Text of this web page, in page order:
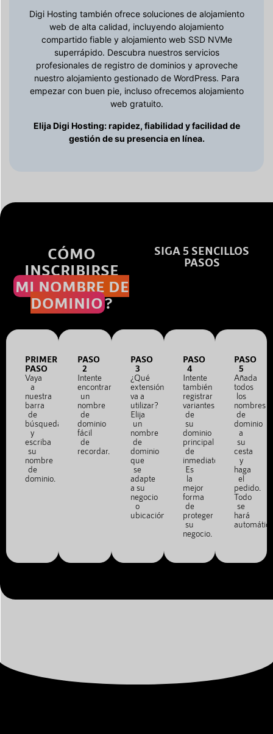
Digi Hosting también ofrece soluciones de alojamiento
web de alta calidad, incluyendo alojamiento
compartido fiable y alojamiento web SSD NVMe
superrápido. Descubra nuestros servicios
profesionales de registro de dominios y aproveche
nuestro alojamiento gestionado de WordPress. Para
empezar con buen pie, incluso ofrecemos alojamiento
web gratuito.
Elija Digi Hosting: rapidez, fiabilidad y facilidad de
gestión de su presencia en línea.
CÓMO
INSCRIBIRSE
MI NOMBRE DE
DOMINIO?
SIGA 5 SENCILLOS
PASOS
PRIMER
PASO
Vaya
a
nuestra
barra
de
búsqueda
y
escriba
su
nombre
de
dominio.
PASO
2
Intente
encontrar
un
nombre
de
dominio
fácil
de
recordar.
PASO
3
¿Qué
extensión
va a
utilizar?
Elija
un
nombre
de
dominio
que
se
adapte
a su
negocio
o
ubicación.
PASO
4
Intente
también
registrar
variantes
de
su
dominio
principal
de
inmediato.
Es
la
mejor
forma
de
proteger
su
negocio.
PASO
5
Añada
todos
los
nombres
de
dominio
a
su
cesta
y
haga
el
pedido.
Todo
se
hará